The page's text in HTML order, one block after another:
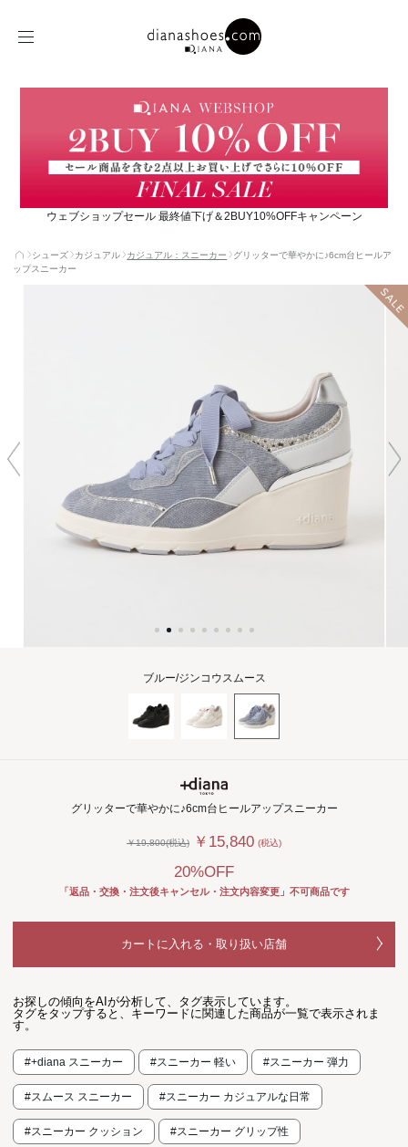
ウェブショップセール 最終値下げ＆2BUY10%OFFキャンペーン
シューズ カジュアル カジュアル：スニーカー
グリッターで華やかに♪6cm台ヒールア
ップスニーカー
ブルー/ジンコウスムース
グリッターで華やかに♪6cm台ヒールアップスニーカー
￥19,800(税込) ￥15,840 (税込)
20%OFF
「返品・交換・注文後キャンセル・注文内容変更」不可商品です
カートに入れる・取り扱い店舗
お探しの傾向をAIが分析して、タグ表示しています。
タグをタップすると、キーワードに関連した商品が一覧で表示されま
す。
#+diana スニーカー #スニーカー 軽い #スニーカー 弾力
#スムース スニーカー #スニーカー カジュアルな日常
#スニーカー クッション #スニーカー グリップ性